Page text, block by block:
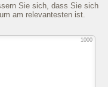
Sie sich, dass Sie sich
am relevantesten ist.
1000